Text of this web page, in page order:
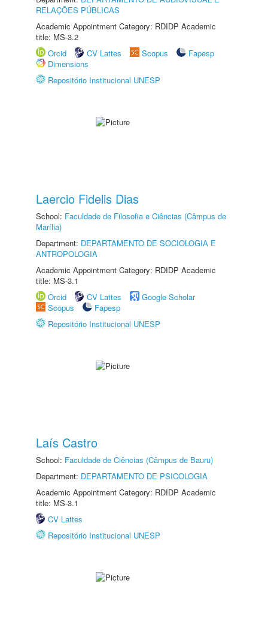
RELAÇÕES PÚBLICAS
Academic Appointment Category: RDIDP Academic
title: MS-3.2
Orcid
CV Lattes Scopus
Fapesp
Dimensions
Repositório Institucional UNESP
Laercio Fidelis Dias
School: Faculdade de Filosofia e Ciências (Câmpus de
Marília)
Department: DEPARTAMENTO DE SOCIOLOGIA E
ANTROPOLOGIA
Academic Appointment Category: RDIDP Academic
title: MS-3.1
Orcid
CV Lattes
Google Scholar
Scopus
Fapesp
Repositório Institucional UNESP
Laís Castro
School: Faculdade de Ciências (Câmpus de Bauru)
Department: DEPARTAMENTO DE PSICOLOGIA
Academic Appointment Category: RDIDP Academic
title: MS-3.1
CV Lattes
Repositório Institucional UNESP